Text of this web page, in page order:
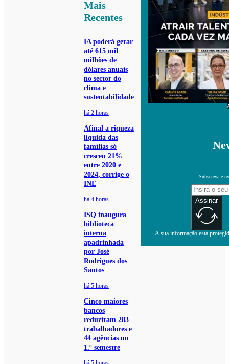
Mais
Recentes
IA poderá gerar
até 615 mil
milhões de
dólares anuais
no sector do
clima e
sustentabilidade
há 2 horas
Afinal a riqueza
líquida das
famílias só
cresceu 21%
entre 2020 e
2024, corrige o
INE
há 4 horas
ISQ inaugura
biblioteca
interna
apadrinhada
por José
Rodrigues dos
Santos
há 5 horas
Cinco maiores
bancos
reduziram 283
trabalhadores e
44 agências no
1.º semestre
Subscreva e
Assinar
A sua informação está